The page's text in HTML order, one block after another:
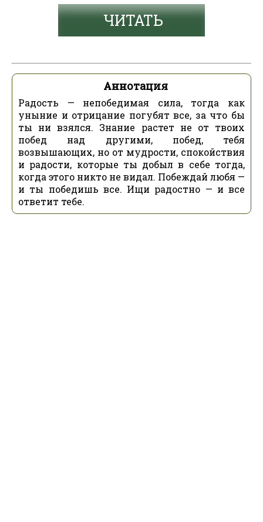
ЧИТАТЬ
Аннотация
Радость — непобедимая сила, тогда как
уныние и отрицание погубят все, за что бы
ты ни взялся. Знание растет не от твоих
побед над другими, побед, тебя
возвышающих, но от мудрости, спокойствия
и радости, которые ты добыл в себе тогда,
когда этого никто не видал. Побеждай любя —
и ты победишь все. Ищи радостно — и все
ответит тебе.